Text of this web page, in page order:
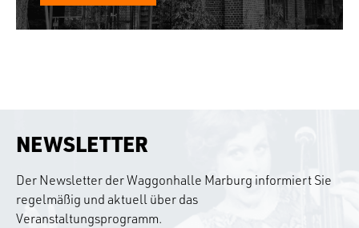
NEWSLETTER
Der Newsletter der Waggonhalle Marburg informiert Sie
regelmäßig und aktuell über das
Veranstaltungsprogramm.